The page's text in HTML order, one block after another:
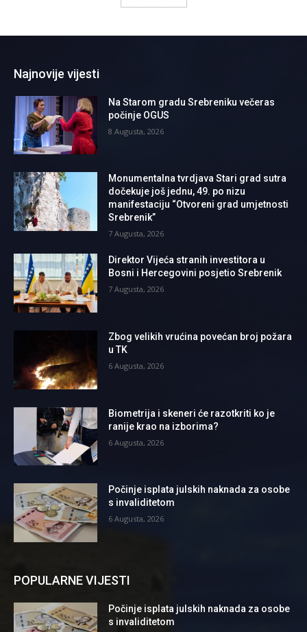
Najnovije vijesti
Na Starom gradu Srebreniku večeras
počinje OGUS
8 Augusta, 2026
Monumentalna tvrdjava Stari grad sutra
dočekuje još jednu, 49. po nizu
manifestaciju “Otvoreni grad umjetnosti
Srebrenik”
7 Augusta, 2026
Direktor Vijeća stranih investitora u
Bosni i Hercegovini posjetio Srebrenik
7 Augusta, 2026
Zbog velikih vrućina povećan broj požara
u TK
6 Augusta, 2026
Biometrija i skeneri će razotkriti ko je
ranije krao na izborima?
6 Augusta, 2026
Počinje isplata julskih naknada za osobe
s invaliditetom
6 Augusta, 2026
POPULARNE VIJESTI
Počinje isplata julskih naknada za osobe
s invaliditetom